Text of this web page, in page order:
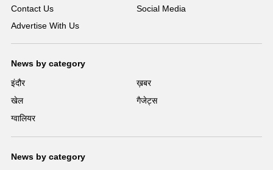
Contact Us
Social Media
Advertise With Us
News by category
इंदौर
ख़बर
खेल
गैजेट्स
ग्वालियर
News by category